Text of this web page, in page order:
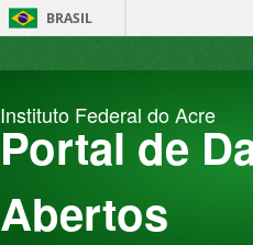
Pular
para
BRASIL
Instituto Federal do Acre
Portal de
Abertos